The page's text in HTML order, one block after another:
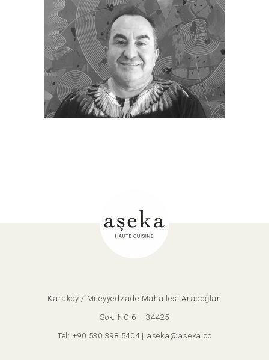
Karaköy / Müeyyedzade Mahallesi Arapoğlan
Sok. NO:6 – 34425
Tel: +90 530 398 5404| aseka@aseka.co